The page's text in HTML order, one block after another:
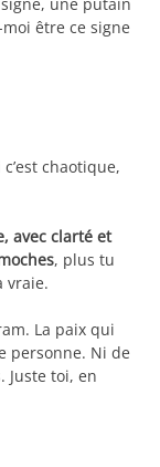
être ce signe
chaotique,
avec clarté et
, plus tu
vraie.
La paix qui
personne. Ni de
Juste toi, en